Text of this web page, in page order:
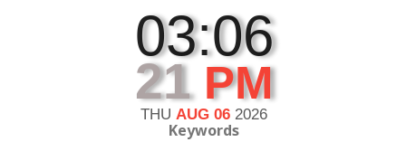
03:06
21PM
THU AUG 06 2026
Keywords